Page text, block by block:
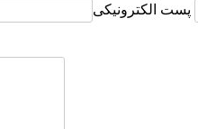
پست الکترونیکی